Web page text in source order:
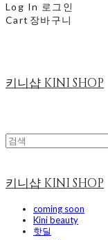
Log In 로그인
Cart 장바구니
키니샵 KINI SHOP
키니샵 KINI SHOP
coming soon
Kini beauty
핫딜